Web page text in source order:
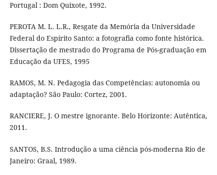
Portugal : Dom Quixote, 1992.
PEROTA M. L. L.R., Resgate da Memória da Universidade
Federal do Espírito Santo: a fotografia como fonte histórica.
Dissertação de mestrado do Programa de Pós-graduação em
Educação da UFES, 1995
RAMOS, M. N. Pedagogia das Competências: autonomia ou
adaptação? São Paulo: Cortez, 2001.
RANCIERE, J. O mestre ignorante. Belo Horizonte: Autêntica,
2011.
SANTOS, B.S. Introdução a uma ciência pós-moderna Rio de
Janeiro: Graal, 1989.